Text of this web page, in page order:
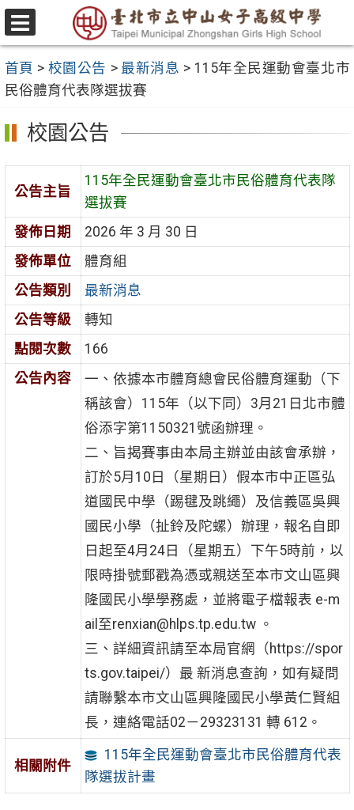
跳
至
要
內
容
區
選
單
首頁 > 校園公告 > 最新消息 > 115年全民運動會臺北市
民俗體育代表隊選拔賽
校園公告
公告主旨
115年全民運動會臺北市民俗體育代表隊
選拔賽
發佈日期
2026 年 3 月 30 日
發佈單位
體育組
公告類別
最新消息
公告等級
轉知
點閱次數
166
公告內容
一、依據本市體育總會民俗體育運動（下
稱該會）115年（以下同）3月21日北市體
俗添字第1150321號函辦理。
二、旨揭賽事由本局主辦並由該會承辦，
訂於5月10日（星期日）假本市中正區弘
道國民中學（踢毽及跳繩）及信義區吳興
國民小學（扯鈴及陀螺）辦理，報名自即
日起至4月24日（星期五）下午5時前，以
限時掛號郵戳為憑或親送至本市文山區興
隆國民小學學務處，並將電子檔報表 e-m
ail至renxian@hlps.tp.edu.tw 。
三、詳細資訊請至本局官網（https://spor
ts.gov.taipei/）最 新消息查詢，如有疑問
請聯繫本市文山區興隆國民小學黃仁賢組
長，連絡電話02－29323131 轉 612。
相關附件
115年全民運動會臺北市民俗體育代表
隊選拔計畫